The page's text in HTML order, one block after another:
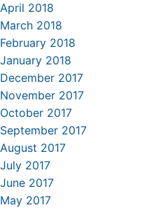
April 2018
March 2018
February 2018
January 2018
December 2017
November 2017
October 2017
September 2017
August 2017
July 2017
June 2017
May 2017